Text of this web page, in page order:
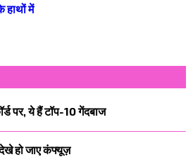
हाथों में
पर, ये हैं टॉप-10 गेंदबाज
हो जाए कंफ्यूज़